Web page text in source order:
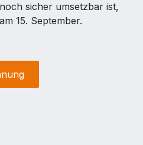
sicher umsetzbar ist,
15. September.